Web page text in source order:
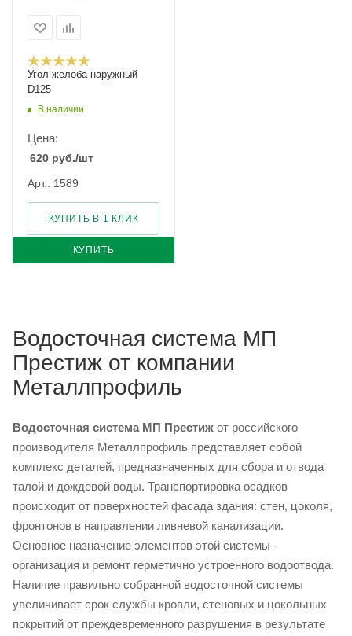
Угол желоба наружный
D125
В наличии
Цена:
620 руб./шт
Арт.: 1589
КУПИТЬ
КУПИТЬ В 1 КЛИК
Водосточная система МП
Престиж от компании
Металлпрофиль
Водосточная система МП Престиж от российского
производителя Металлпрофиль представляет собой
комплекс деталей, предназначенных для сбора и отвода
талой и дождевой воды. Транспортировка осадков
происходит от поверхностей фасада здания: стен, цоколя,
фронтонов в направлении ливневой канализации.
Основное назначение элементов этой системы -
организация и ремонт герметично устроенного водоотвода.
Наличие правильно собранной водосточной системы
увеличивает срок службы кровли, стеновых и цокольных
покрытий от преждевременного разрушения в результате